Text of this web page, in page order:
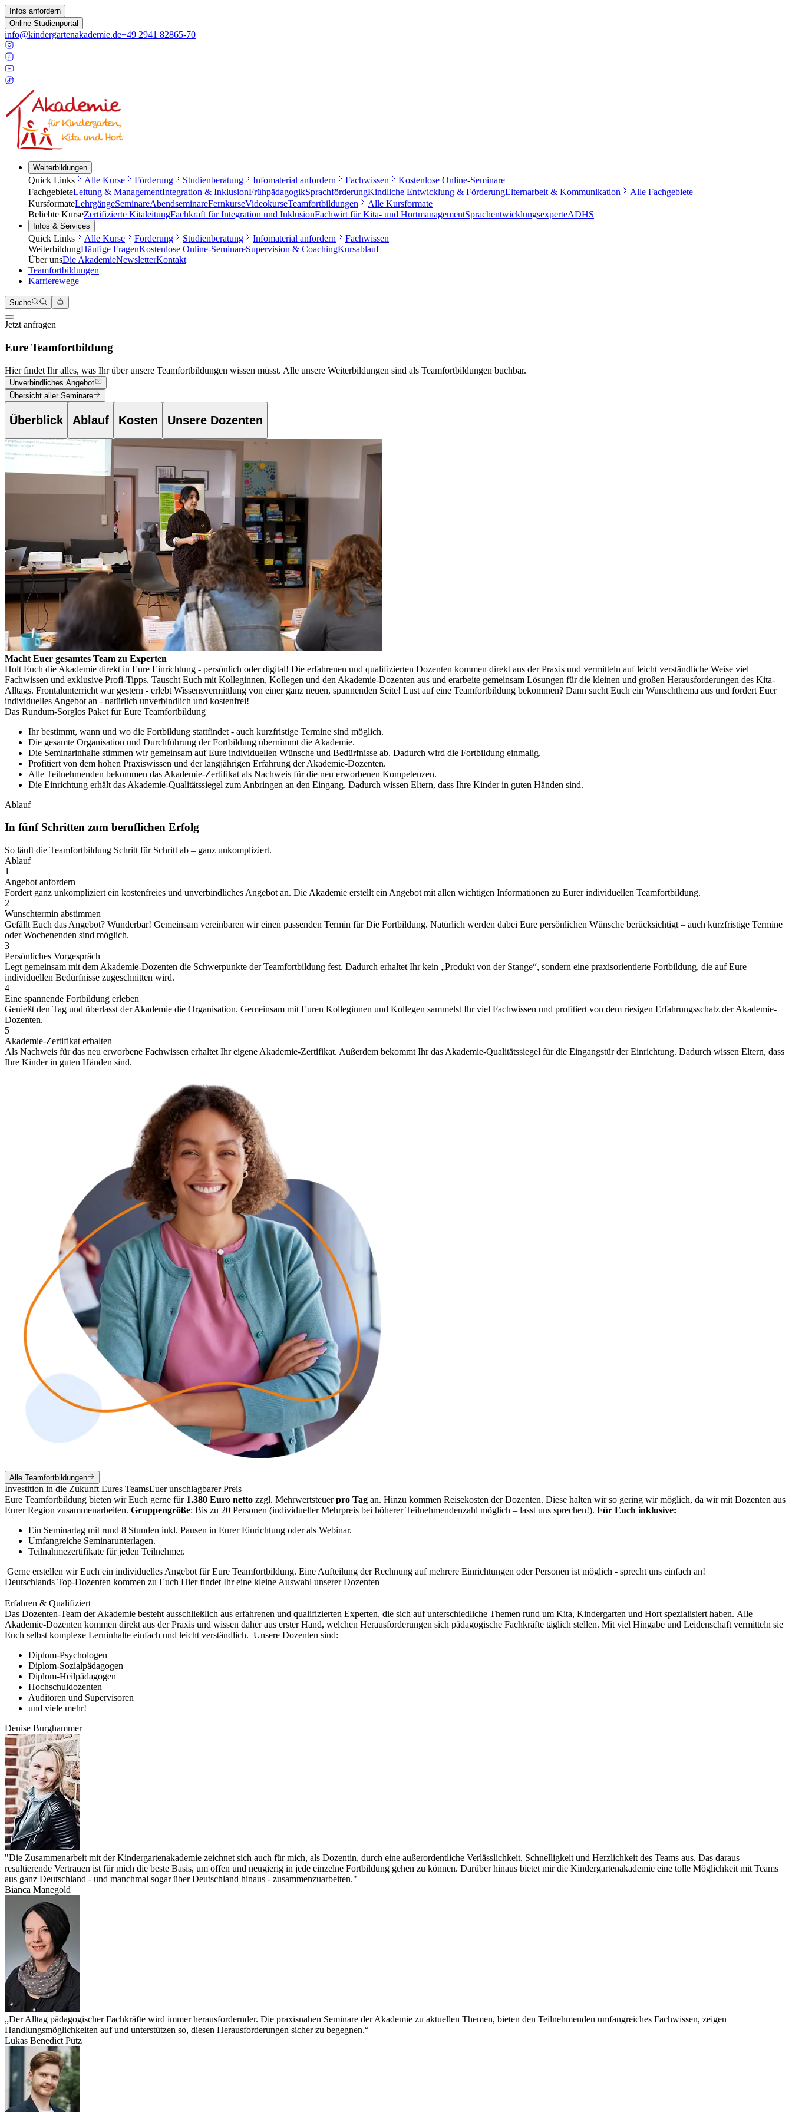
Infos anfordern
Online-Studienportal
info@kindergartenakademie.de+49 2941 82865-70
Weiterbildungen
Quick Links Alle Kurse Förderung Studienberatung Infomaterial anfordern Fachwissen
Kostenlose Online-Seminare
FachgebieteLeitung & ManagementIntegration & InklusionFrühpädagogikSprachförderungKindliche Entwicklung & FörderungElternarbeit & Kommunikation
Alle Fachgebiete
KursformateLehrgängeSeminareAbendseminareFernkurseVideokurseTeamfortbildungen
Alle Kursformate
Beliebte KurseZertifizierte KitaleitungFachkraft für Integration und InklusionFachwirt für Kita- und HortmanagementSprachentwicklungsexperteADHS
Infos & Services
Quick Links Alle Kurse Förderung Studienberatung Infomaterial anfordern
Fachwissen
WeiterbildungHäufige FragenKostenlose Online-SeminareSupervision & CoachingKursablauf
Über unsDie AkademieNewsletterKontakt
Teamfortbildungen
Karrierewege
Suche
Jetzt anfragen
Eure Teamfortbildung
Hier findet Ihr alles, was Ihr über unsere Teamfortbildungen wissen müsst. Alle unsere Weiterbildungen sind als Teamfortbildungen buchbar.
Unverbindliches Angebot
Übersicht aller Seminare
Überblick Ablauf Kosten Unsere Dozenten
Macht Euer gesamtes Team zu Experten
Holt Euch die Akademie direkt in Eure Einrichtung - persönlich oder digital! Die erfahrenen und qualifizierten Dozenten kommen direkt aus der Praxis und vermitteln auf leicht verständliche Weise viel
Fachwissen und exklusive Profi-Tipps. Tauscht Euch mit Kolleginnen, Kollegen und den Akademie-Dozenten aus und erarbeite gemeinsam Lösungen für die kleinen und großen Herausforderungen des Kita-
Alltags. Frontalunterricht war gestern - erlebt Wissensvermittlung von einer ganz neuen, spannenden Seite! Lust auf eine Teamfortbildung bekommen? Dann sucht Euch ein Wunschthema aus und fordert Euer
individuelles Angebot an - natürlich unverbindlich und kostenfrei!
Das Rundum-Sorglos Paket für Eure Teamfortbildung
Ihr bestimmt, wann und wo die Fortbildung stattfindet - auch kurzfristige Termine sind möglich.
Die gesamte Organisation und Durchführung der Fortbildung übernimmt die Akademie.
Die Seminarinhalte stimmen wir gemeinsam auf Eure individuellen Wünsche und Bedürfnisse ab. Dadurch wird die Fortbildung einmalig.
Profitiert von dem hohen Praxiswissen und der langjährigen Erfahrung der Akademie-Dozenten.
Alle Teilnehmenden bekommen das Akademie-Zertifikat als Nachweis für die neu erworbenen Kompetenzen.
Die Einrichtung erhält das Akademie-Qualitätssiegel zum Anbringen an den Eingang. Dadurch wissen Eltern, dass Ihre Kinder in guten Händen sind.
Ablauf
In fünf Schritten zum beruflichen Erfolg
So läuft die Teamfortbildung Schritt für Schritt ab – ganz unkompliziert.
Ablauf
1
Angebot anfordern
Fordert ganz unkompliziert ein kostenfreies und unverbindliches Angebot an. Die Akademie erstellt ein Angebot mit allen wichtigen Informationen zu Eurer individuellen Teamfortbildung.
2
Wunschtermin abstimmen
Gefällt Euch das Angebot? Wunderbar! Gemeinsam vereinbaren wir einen passenden Termin für Die Fortbildung. Natürlich werden dabei Eure persönlichen Wünsche berücksichtigt – auch kurzfristige Termine
oder Wochenenden sind möglich.
3
Persönliches Vorgespräch
Legt gemeinsam mit dem Akademie-Dozenten die Schwerpunkte der Teamfortbildung fest. Dadurch erhaltet Ihr kein „Produkt von der Stange“, sondern eine praxisorientierte Fortbildung, die auf Eure
individuellen Bedürfnisse zugeschnitten wird.
4
Eine spannende Fortbildung erleben
Genießt den Tag und überlasst der Akademie die Organisation. Gemeinsam mit Euren Kolleginnen und Kollegen sammelst Ihr viel Fachwissen und profitiert von dem riesigen Erfahrungsschatz der Akademie-
Dozenten.
5
Akademie-Zertifikat erhalten
Als Nachweis für das neu erworbene Fachwissen erhaltet Ihr eigene Akademie-Zertifikat. Außerdem bekommt Ihr das Akademie-Qualitätssiegel für die Eingangstür der Einrichtung. Dadurch wissen Eltern, dass
Ihre Kinder in guten Händen sind.
Alle Teamfortbildungen
Investition in die Zukunft Eures TeamsEuer unschlagbarer Preis
Eure Teamfortbildung bieten wir Euch gerne für 1.380 Euro netto zzgl. Mehrwertsteuerpro Tag an. Hinzu kommen Reisekosten der Dozenten. Diese halten wir so gering wir möglich, da wir mit Dozenten aus
Eurer Region zusammenarbeiten. Gruppengröße: Bis zu 20 Personen (individueller Mehrpreis bei höherer Teilnehmendenzahl möglich – lasst uns sprechen!). Für Euch inklusive:
Ein Seminartag mit rund 8 Stunden inkl. Pausen in Eurer Einrichtung oder als Webinar.
Umfangreiche Seminarunterlagen.
Teilnahmezertifikate für jeden Teilnehmer.
Gerne erstellen wir Euch ein individuelles Angebot für Eure Teamfortbildung. Eine Aufteilung der Rechnung auf mehrere Einrichtungen oder Personen ist möglich - sprecht uns einfach an!
Deutschlands Top-Dozenten kommen zu Euch Hier findet Ihr eine kleine Auswahl unserer Dozenten
Erfahren & Qualifiziert
Das Dozenten-Team der Akademie besteht ausschließlich aus erfahrenen und qualifizierten Experten, die sich auf unterschiedliche Themen rund um Kita, Kindergarten und Hort spezialisiert haben. Alle
Akademie-Dozenten kommen direkt aus der Praxis und wissen daher aus erster Hand, welchen Herausforderungen sich pädagogische Fachkräfte täglich stellen. Mit viel Hingabe und Leidenschaft vermitteln sie
Euch selbst komplexe Lerninhalte einfach und leicht verständlich. Unsere Dozenten sind:
Diplom-Psychologen
Diplom-Sozialpädagogen
Diplom-Heilpädagogen
Hochschuldozenten
Auditoren und Supervisoren
und viele mehr!
Denise Burghammer
"Die Zusammenarbeit mit der Kindergartenakademie zeichnet sich auch für mich, als Dozentin, durch eine außerordentliche Verlässlichkeit, Schnelligkeit und Herzlichkeit des Teams aus. Das daraus
resultierende Vertrauen ist für mich die beste Basis, um offen und neugierig in jede einzelne Fortbildung gehen zu können. Darüber hinaus bietet mir die Kindergartenakademie eine tolle Möglichkeit mit Teams
aus ganz Deutschland - und manchmal sogar über Deutschland hinaus - zusammenzuarbeiten."
Bianca Manegold
„Der Alltag pädagogischer Fachkräfte wird immer herausfordernder. Die praxisnahen Seminare der Akademie zu aktuellen Themen, bieten den Teilnehmenden umfangreiches Fachwissen, zeigen
Handlungsmöglichkeiten auf und unterstützen so, diesen Herausforderungen sicher zu begegnen.“
Lukas Benedict Pütz